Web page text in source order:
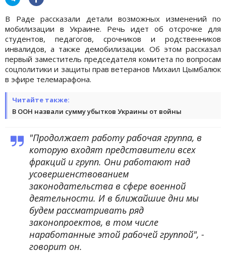
В Раде рассказали детали возможных изменений по
мобилизации в Украине. Речь идет об отсрочке для
студентов, педагогов, срочников и родственников
инвалидов, а также демобилизации. Об этом рассказал
первый заместитель председателя комитета по вопросам
соцполитики и защиты прав ветеранов Михаил Цымбалюк
в эфире телемарафона.
Читайте также:
В ООН назвали сумму убытков Украины от войны
"Продолжает работу рабочая группа, в
которую входят представители всех
фракций и групп. Они работают над
усовершенствованием
законодательства в сфере военной
деятельности. И в ближайшие дни мы
будем рассматривать ряд
законопроектов, в том числе
наработанные этой рабочей группой", -
говорит он.